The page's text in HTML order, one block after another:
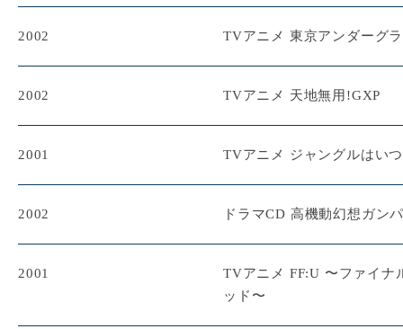
2002 TVアニメ 東京アンダーグ
2002 TVアニメ 天地無用!GXP
2001 TVアニメ ジャングルはい
2002 ドラマCD 高機動幻想ガン
2001
TVアニメ FF:U 〜ファイナ
ッド〜